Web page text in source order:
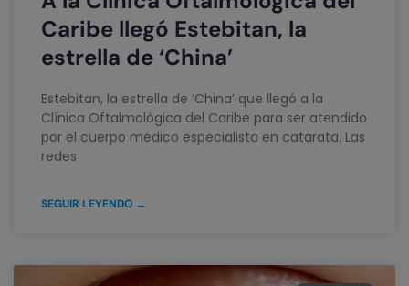
Caribe llegó Estebitan, la
estrella de ‘China’
Estebitan, la estrella de ‘China’ que llegó a la
Clínica Oftalmológica del Caribe para ser atendido
por el cuerpo médico especialista en catarata. Las
redes
SEGUIR LEYENDO →